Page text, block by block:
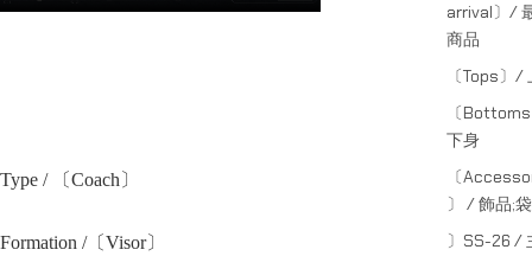
arrival〕/
商品
〔Tops〕/
〔
下身
〔
〕 / 飾品;袋
〕SS-26 /
Type / 〔Coach〕
Formation /〔Visor〕